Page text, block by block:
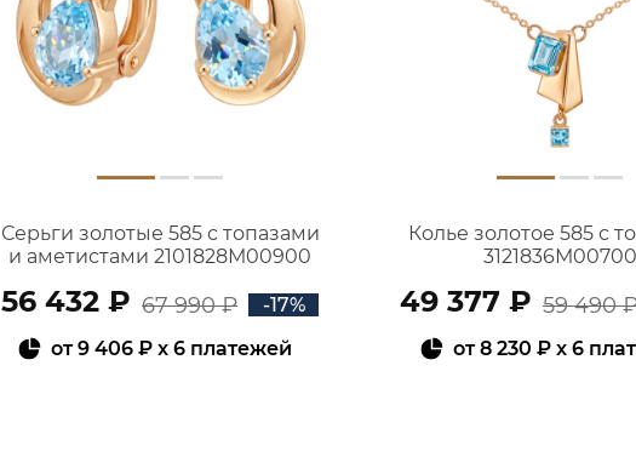
Серьги золотые 585 с топазами
и аметистами 2101828М00900
56 432 ₽ 67 990 ₽
-17%
от9 406 ₽ x 6 платежей
Колье золотое 585 с
3121836М00700
49 377 ₽ 59 490
от8 230 ₽x 6